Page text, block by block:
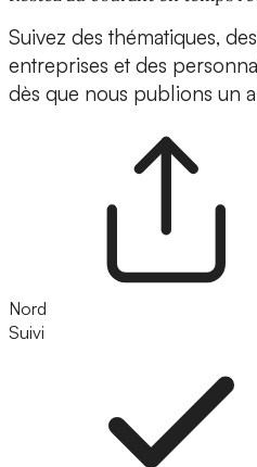
Suivez des thématiques,
entreprises et des
dès que nous publions un
Nord
Suivi